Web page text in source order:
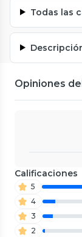
Todas las
Opiniones
Calificaciones
5
4
3
2